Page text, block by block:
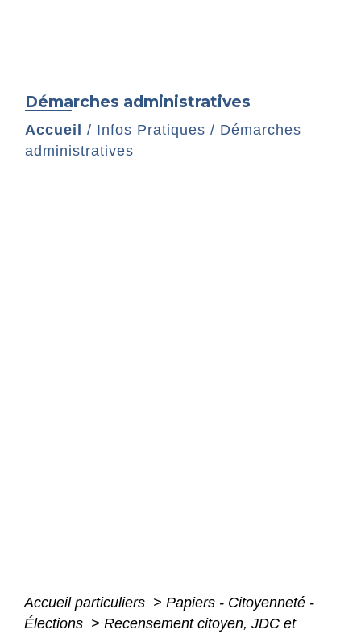
Démarches administratives
Accueil / Infos Pratiques / Démarches
administratives
Accueil particuliers > Papiers - Citoyenneté -
Élections > Recensement citoyen, JDC et